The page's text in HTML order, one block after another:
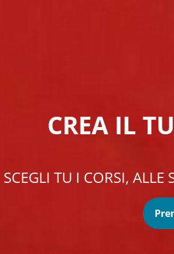
CREA IL
SCEGLI TU I CORSI,